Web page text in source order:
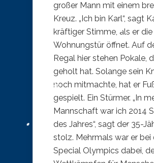
großer Mann mit einem
Kreuz. „Ich bin Karl“, sagt
kräftiger Stimme, als er die
Wohnungstür öffnet. Auf
Regal hier stehen Pokale,
geholt hat. Solange sein
noch mitmachte, hat er
gespielt. Ein Stürmer. „In
Mannschaft war ich 2014
des Jahres“, sagt der 35-
stolz. Mehrmals war er bei
Special Olympics dabei,